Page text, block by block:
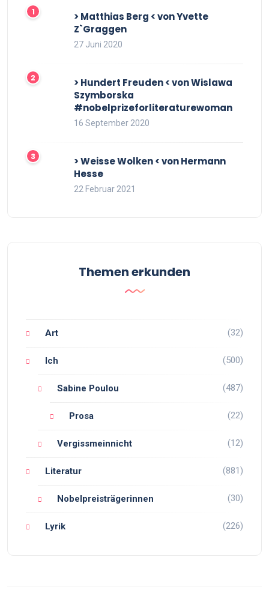
> Matthias Berg < von Yvette
Z`Graggen
27 Juni 2020
> Hundert Freuden < von Wislawa
Szymborska
#nobelprizeforliteraturewoman
16 September 2020
> Weisse Wolken < von Hermann
Hesse
22 Februar 2021
Themen erkunden
Art (32)
Ich (500)
Sabine Poulou (487)
Prosa (22)
Vergissmeinnicht (12)
Literatur (881)
Nobelpreisträgerinnen (30)
Lyrik (226)